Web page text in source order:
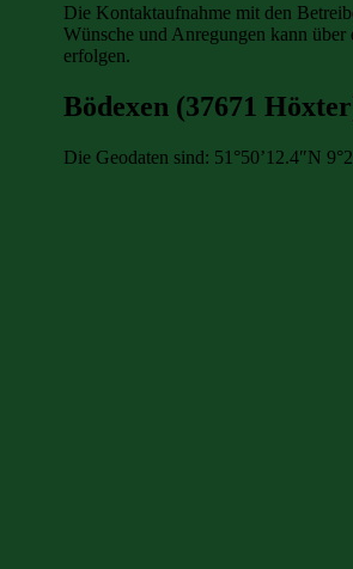
Die Kontaktaufnahme mit den
Wünsche und Anregungen kann über
erfolgen.
Bödexen (37671
Die Geodaten sind: 51°50’12.4″N